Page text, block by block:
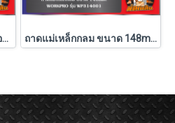
ชุดประแจหัวหกเหลี่ยม/หัวทอร์ค พับได้ WORKPRO ถาดแม่เหล็กกลม ขนาด 148mm. WP314001 WORKPRO